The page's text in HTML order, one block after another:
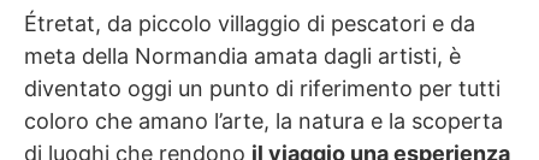
Étretat, da piccolo villaggio di pescatori e da
meta della Normandia amata dagli artisti, è
diventato oggi un punto di riferimento per tutti
coloro che amano l’arte, la natura e la scoperta
di luoghi che rendono il viaggio una esperienza